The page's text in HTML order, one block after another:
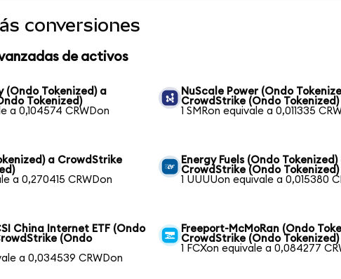
conversiones
de activos
(Ondo Tokenized) a
Tokenized)
a 0,104574 CRWDon
NuScale Power (Ondo
CrowdStrike (Ondo Tokenized)
1 SMRon equivale a 0,011335
a CrowdStrike
a 0,270415 CRWDon
Energy Fuels (Ondo Tokenized)
CrowdStrike (Ondo Tokenized)
1 UUUUon equivale a 0,015380
China Internet ETF (Ondo
(Ondo
a 0,034539 CRWDon
Freeport-McMoRan (Ondo
CrowdStrike (Ondo Tokenized)
1 FCXon equivale a 0,084277